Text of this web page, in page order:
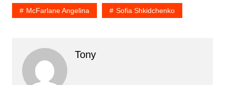
McFarlane Angelina Sofia Shkidchenko
Tony